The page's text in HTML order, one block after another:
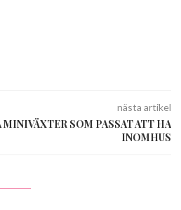
nästa artikel
MINIVÄXTER SOM PASSAT ATT HA
INOMHUS